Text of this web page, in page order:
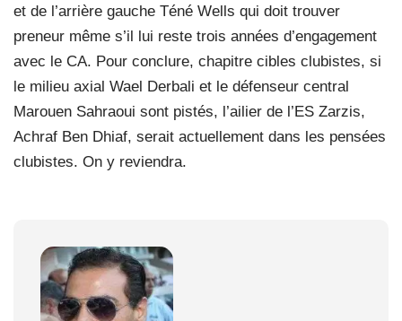
et de l’arrière gauche Téné Wells qui doit trouver
preneur même s’il lui reste trois années d’engagement
avec le CA. Pour conclure, chapitre cibles clubistes, si
le milieu axial Wael Derbali et le défenseur central
Marouen Sahraoui sont pistés, l’ailier de l’ES Zarzis,
Achraf Ben Dhiaf, serait actuellement dans les pensées
clubistes. On y reviendra.